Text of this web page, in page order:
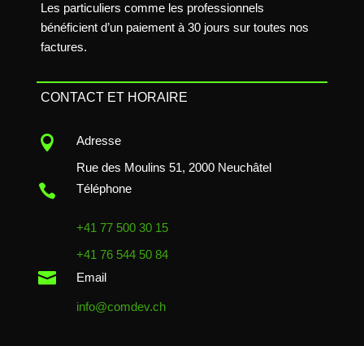
Les particuliers comme les professionnels
bénéficient d’un paiement à 30 jours sur toutes nos
factures.
CONTACT ET HORAIRE

Adresse
Rue des Moulins 51, 2000 Neuchâtel
 Téléphone
+41 77 500 30 15
+41 76 544 50 84
 Email
info@comdev.ch